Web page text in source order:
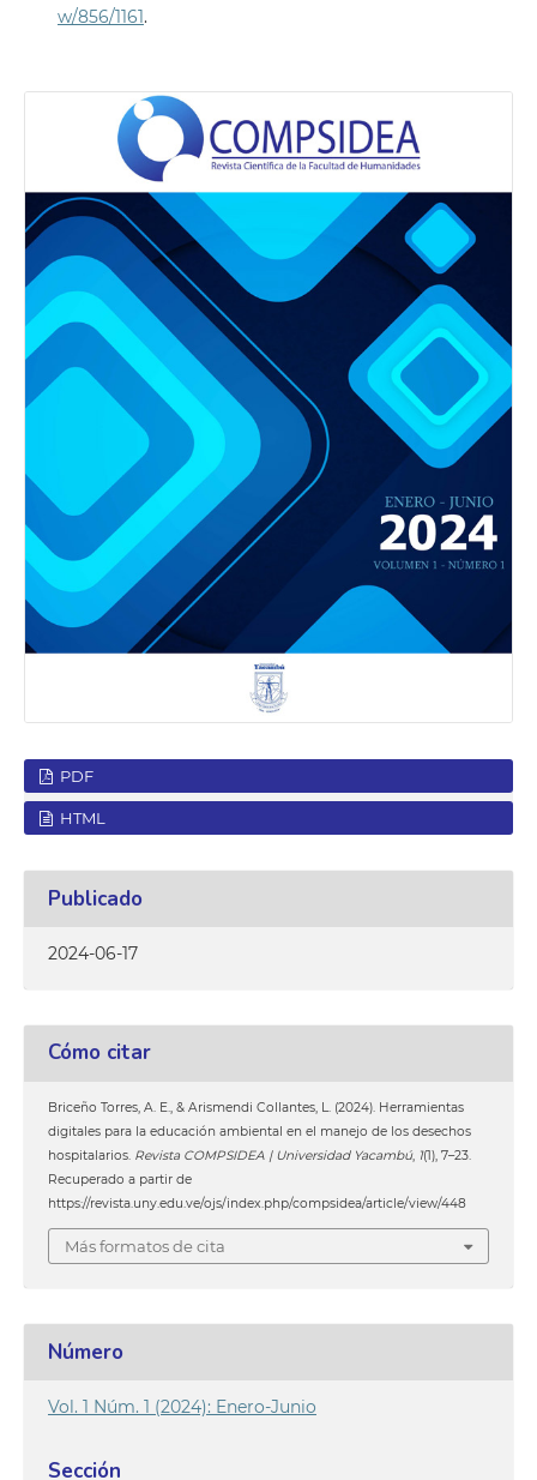
w/856/1161.
PDF
HTML
Publicado
2024-06-17
Cómo citar
Briceño Torres, A. E., & Arismendi Collantes, L. (2024). Herramientas
digitales para la educación ambiental en el manejo de los desechos
hospitalarios. Revista COMPSIDEA | Universidad Yacambú, 1(1), 7–23.
Recuperado a partir de
https://revista.uny.edu.ve/ojs/index.php/compsidea/article/view/448
Más formatos de cita
Número
Vol. 1 Núm. 1 (2024): Enero-Junio
Sección